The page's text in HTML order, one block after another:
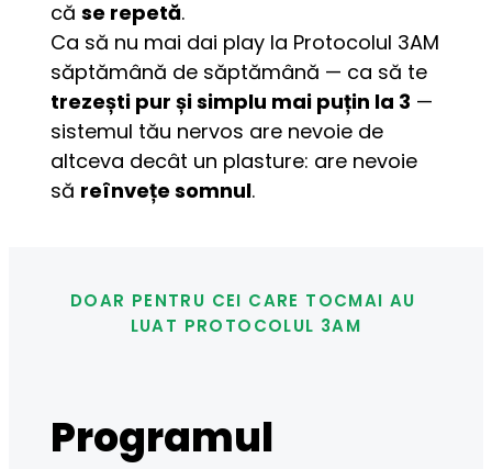
că se repetă.
Ca să nu mai dai play la Protocolul 3AM
trezești pur și simplu mai puțin la 3 —
sistemul tău nervos are nevoie de
altceva decât un plasture: are nevoie
să reînvețe somnul.
DOAR PENTRU CEI CARE TOCMAI AU
LUAT PROTOCOLUL 3AM
Programul